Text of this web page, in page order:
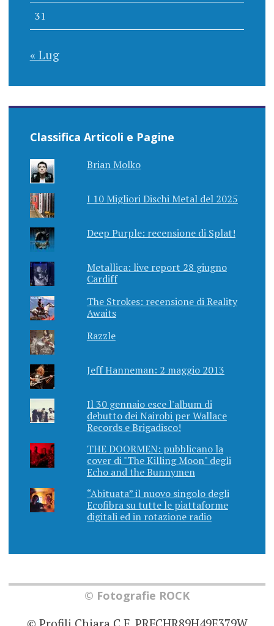
31
« Lug
Classifica Articoli e Pagine
Brian Molko
I 10 Migliori Dischi Metal del 2025
Deep Purple: recensione di Splat!
Metallica: live report 28 giugno
Cardiff
The Strokes: recensione di Reality
Awaits
Razzle
Jeff Hanneman: 2 maggio 2013
Il 30 gennaio esce l'album di
debutto dei Nairobi per Wallace
Records e Brigadisco!
THE DOORMEN: pubblicano la
cover di "The Killing Moon" degli
Echo and the Bunnymen
“Abituata” il nuovo singolo degli
Ecofibra su tutte le piattaforme
digitali ed in rotazione radio
© Fotografie ROCK